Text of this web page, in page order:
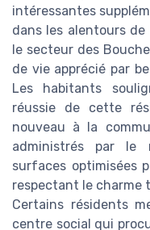
intéressantes
dans les alentours de
le secteur des
de vie apprécié par
Les habitants
réussie de cette
nouveau à la
administrés par le
surfaces optimisées
respectant le charme
Certains résidents
centre social qui